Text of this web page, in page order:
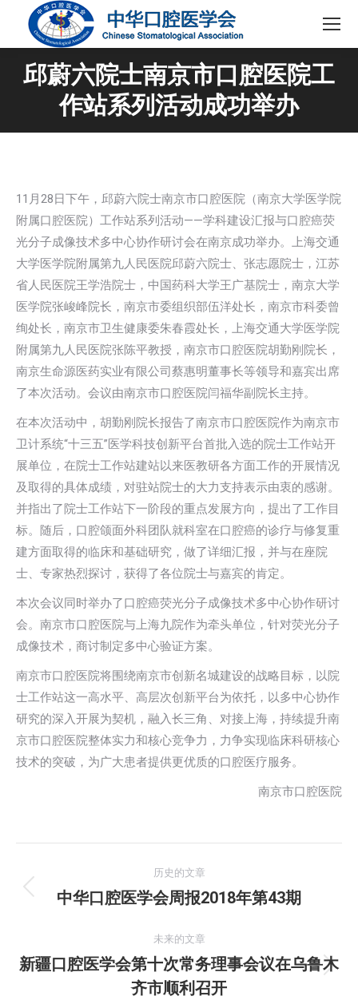
邱蔚六院士南京市口腔医院工
作站系列活动成功举办
11月28日下午，邱蔚六院士南京市口腔医院（南京大学医学院
附属口腔医院）工作站系列活动——学科建设汇报与口腔癌荧
光分子成像技术多中心协作研讨会在南京成功举办。上海交通
大学医学院附属第九人民医院邱蔚六院士、张志愿院士，江苏
省人民医院王学浩院士，中国药科大学王广基院士，南京大学
医学院张峻峰院长，南京市委组织部伍洋处长，南京市科委曾
绚处长，南京市卫生健康委朱春霞处长，上海交通大学医学院
附属第九人民医院张陈平教授，南京市口腔医院胡勤刚院长，
南京生命源医药实业有限公司蔡惠明董事长等领导和嘉宾出席
了本次活动。会议由南京市口腔医院闫福华副院长主持。
在本次活动中，胡勤刚院长报告了南京市口腔医院作为南京市
卫计系统“十三五”医学科技创新平台首批入选的院士工作站开
展单位，在院士工作站建站以来医教研各方面工作的开展情况
及取得的具体成绩，对驻站院士的大力支持表示由衷的感谢。
并指出了院士工作站下一阶段的重点发展方向，提出了工作目
标。随后，口腔颌面外科团队就科室在口腔癌的诊疗与修复重
建方面取得的临床和基础研究，做了详细汇报，并与在座院
士、专家热烈探讨，获得了各位院士与嘉宾的肯定。
本次会议同时举办了口腔癌荧光分子成像技术多中心协作研讨
会。南京市口腔医院与上海九院作为牵头单位，针对荧光分子
成像技术，商讨制定多中心验证方案。
南京市口腔医院将围绕南京市创新名城建设的战略目标，以院
士工作站这一高水平、高层次创新平台为依托，以多中心协作
研究的深入开展为契机，融入长三角、对接上海，持续提升南
京市口腔医院整体实力和核心竞争力，力争实现临床科研核心
技术的突破，为广大患者提供更优质的口腔医疗服务。
南京市口腔医院
章
航
历史的文章
历
的
文
章：
中华口腔医学会周报2018年第43期
未来的文章
未
来
新疆口腔医学会第十次常务理事会议在乌鲁木
齐市顺利召开